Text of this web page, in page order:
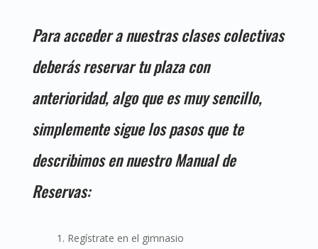
Para acceder a nuestras clases colectivas
deberás reservar tu plaza con
anterioridad, algo que es muy sencillo,
simplemente sigue los pasos que te
describimos en nuestro Manual de
Reservas:
Regístrate en el gimnasio